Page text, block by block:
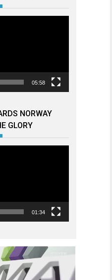
05:58
NORWAY
GLORY
01:34